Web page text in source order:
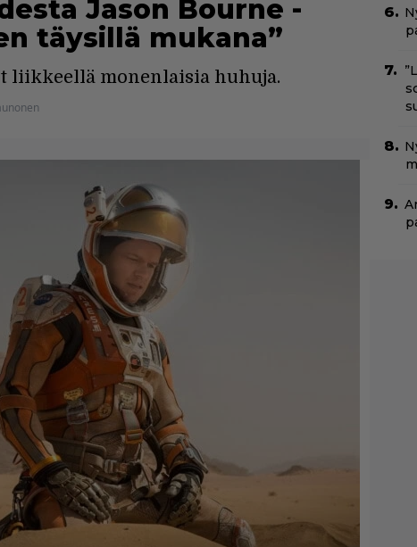
Jason Bourne -
täysillä mukana”
liikkeellä monenlaisia huhuja.